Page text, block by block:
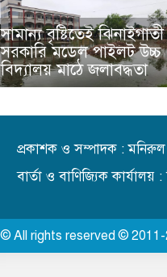
সামান্য বৃষ্টিতেই ঝিনাইগাতী
সরকারি মডেল পাইলট উচ্চ
বিদ্যালয় মাঠে জলাবদ্ধতা
প্রকাশক ও সম্পাদক :
বার্তা ও বাণিজ্যিক কার্যালয়
© All rights reserved ©